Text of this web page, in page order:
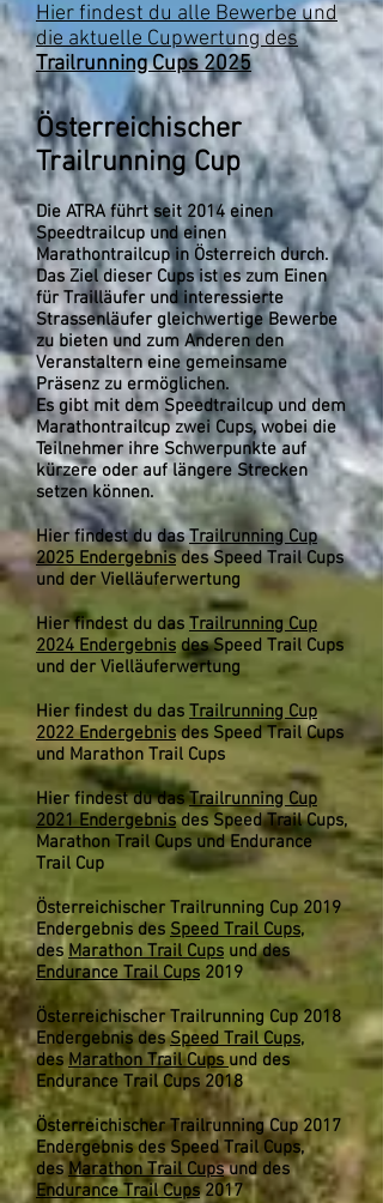
Hier findest du alle Bewerbe und
die aktuelle Cupwertung des
Trailrunning Cups 2025
Österreichischer
Trailrunning Cup
Die ATRA führt seit 2014 einen
Speedtrailcup und einen
Marathontrailcup in Österreich durch.
Das Ziel dieser Cups ist es zum Einen
für Trailläufer und interessierte
Strassenläufer gleichwertige Bewerbe
zu bieten und zum Anderen den
Veranstaltern eine gemeinsame
Präsenz zu ermöglichen.
Es gibt mit dem Speedtrailcup und dem
Marathontrailcup zwei Cups, wobei die
Teilnehmer ihre Schwerpunkte auf
kürzere oder auf längere Strecken
setzen können.
Hier findest du dasTrailrunning Cup
2025 Endergebnis desSpeed Trail Cups
und der Vielläuferwertung
Hier findest du das Trailrunning Cup
2024 Endergebnis desSpeed Trail Cups
und der Vielläuferwertung
Hier findest du das Trailrunning Cup
2022 Endergebnis des Speed Trail Cups
und Marathon Trail Cups
Hier findest du dasTrailrunning Cup
2021 Endergebnis desSpeed Trail Cups,
Marathon Trail Cups und Endurance
Trail Cup
Österreichischer Trailrunning Cup 2019
Endergebnis des Speed Trail Cups,
desMarathon Trail Cups und des
Endurance Trail Cups 2019
Österreichischer Trailrunning Cup 2018
Endergebnis desSpeed Trail Cups,
des Marathon Trail Cups und des
Endurance Trail Cups 2018
Österreichischer Trailrunning Cup 2017
Endergebnis des Speed Trail Cups,
des Marathon Trail Cupsund des
Endurance Trail Cups 2017